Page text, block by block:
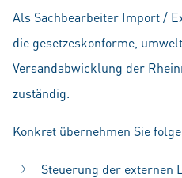
Als Sachbearbeiter Import /
die gesetzeskonforme,
Versandabwicklung der
zuständig.
Konkret übernehmen Sie
Steuerung der externen